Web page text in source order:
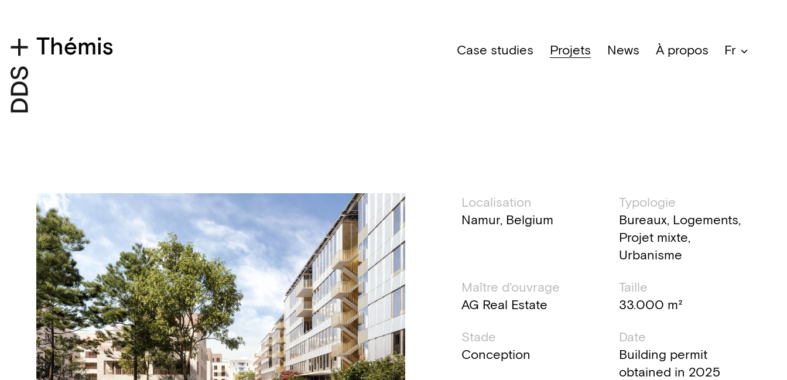
Thémis Case studies Projets News À propos Fr
Détails du projet Information technique
Localisation
Namur, Belgium
Typologie
Bureaux, Logements,
Projet mixte,
Urbanisme
Maître d'ouvrage
AG Real Estate
Taille
33.000 m²
Stade
Conception
Date
Building permit
obtained in 2025